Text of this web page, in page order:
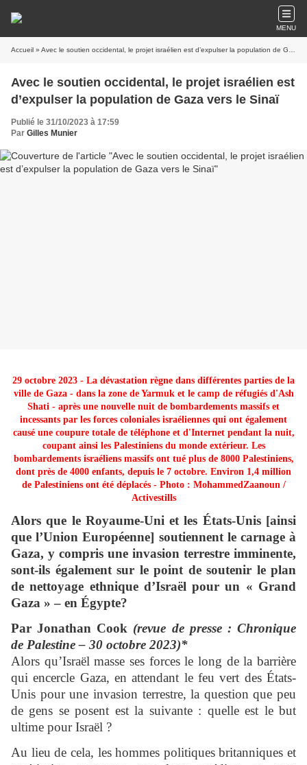
MENU
Accueil » Avec le soutien occidental, le projet israélien est d’expulser la population de Gaza vers le Sinaï
Avec le soutien occidental, le projet israélien est
d’expulser la population de Gaza vers le Sinaï
Publié le 31/10/2023 à 17:59
Par Gilles Munier
29 octobre 2023 - La dévastation règne dans différentes parties de la
ville de Gaza - dans la zone de Yarmuk et le camp de réfugiés d'Ash
Shati - après une nouvelle nuit de bombardements massifs et
incessants par les forces coloniales israéliennes qui ont également
causé une coupure totale de téléphone et d'Internet pendant la nuit,
coupant ainsi les Palestiniens du monde extérieur. Les
bombardements israéliens massifs ont tué plus de 8000 Palestiniens,
dont près de 4000 enfants, depuis le 7 octobre. Environ 1,4 million
de Palestiniens ont été déplacés - Photo : MohammedZaanoun /
Activestills
Alors que le Royaume-Uni et les États-Unis [ainsi
que l’Union Européenne] soutiennent le carnage à
Gaza, y compris une invasion terrestre imminente,
sont-ils également sur le point de soutenir le plan
de nettoyage ethnique d’Israël pour un « Grand
Gaza » – en Égypte?
Par Jonathan Cook (revue de presse : Chronique
de Palestine – 30 octobre 2023)*
Alors qu’Israël masse ses forces le long de la barrière
qui encercle Gaza, en attendant le feu vert des États-
Unis pour une invasion terrestre, la question que peu
de gens se posent est la suivante : quelle est le but
ultime pour Israël ?
Au lieu de cela, les hommes politiques britanniques et